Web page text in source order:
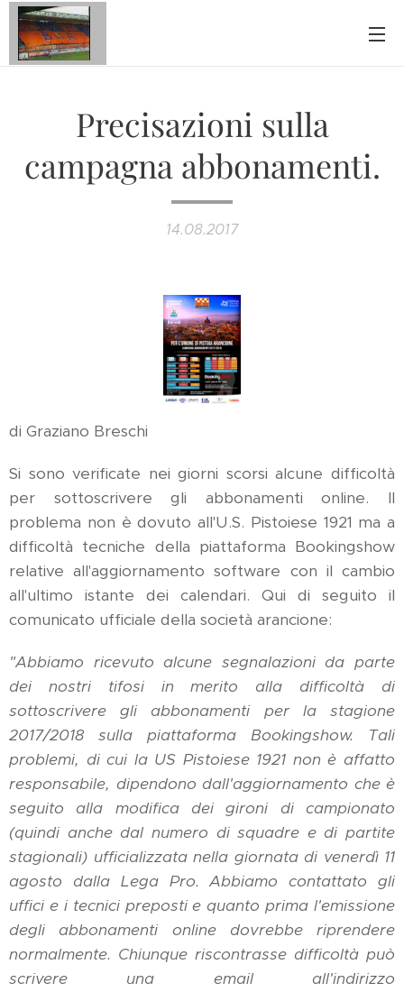
Precisazioni sulla
campagna abbonamenti.
14.08.2017
di Graziano Breschi
Si sono verificate nei giorni scorsi alcune difficoltà
per sottoscrivere gli abbonamenti online. Il
problema non è dovuto all'U.S. Pistoiese 1921 ma a
difficoltà tecniche della piattaforma Bookingshow
relative all'aggiornamento software con il cambio
all'ultimo istante dei calendari. Qui di seguito il
comunicato ufficiale della società arancione:
"Abbiamo ricevuto alcune segnalazioni da parte
dei nostri tifosi in merito alla difficoltà di
sottoscrivere gli abbonamenti per la stagione
2017/2018 sulla piattaforma Bookingshow. Tali
problemi, di cui la US Pistoiese 1921 non è affatto
responsabile, dipendono dall'aggiornamento che è
seguito alla modifica dei gironi di campionato
(quindi anche dal numero di squadre e di partite
stagionali) ufficializzata nella giornata di venerdì 11
agosto dalla Lega Pro. Abbiamo contattato gli
uffici e i tecnici preposti e quanto prima l'emissione
degli abbonamenti online dovrebbe riprendere
normalmente. Chiunque riscontrasse difficoltà può
scrivere una email all'indirizzo